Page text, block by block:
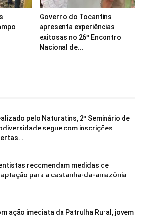
Governo do Tocantins
apresenta experiências
exitosas no 26º Encontro
Nacional de...
pelo Naturatins, 2º Seminário de
segue com inscrições
recomendam medidas de
para a castanha-da-amazônia
ação imediata da Patrulha Rural, jovem